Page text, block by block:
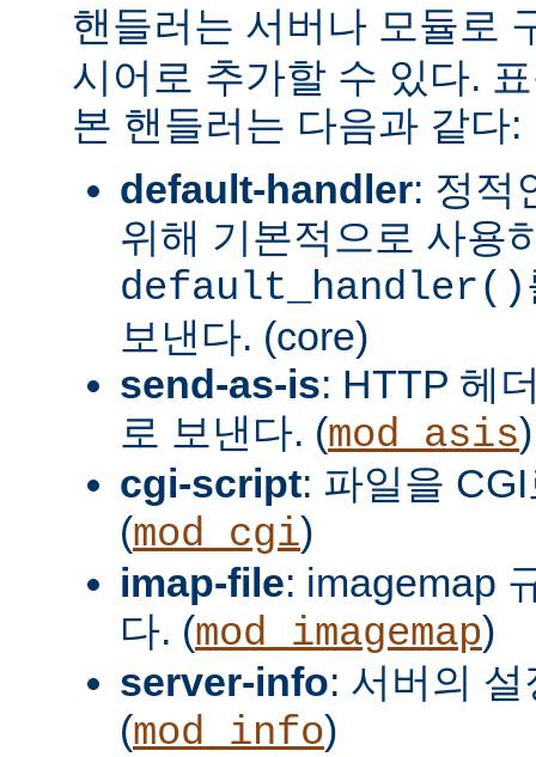
핸들러는 서버나 모듈로
시어로 추가할 수 있다.
본 핸들러는 다음과 같다:
default-handler: 정적
위해 기본적으로 사용
default_handler()
보낸다. (core)
send-as-is: HTTP 헤
로 보낸다. (mod_asis)
cgi-script: 파일을
(mod_cgi)
imap-file: imagemap
다. (mod_imagemap)
server-info: 서버의
(mod_info)